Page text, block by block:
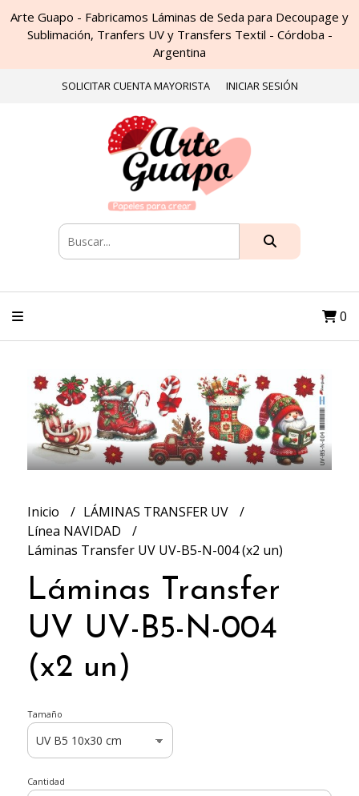
Arte Guapo - Fabricamos Láminas de Seda para Decoupage y
Sublimación, Tranfers UV y Transfers Textil - Córdoba -
Argentina
SOLICITAR CUENTA MAYORISTA INICIAR SESIÓN
0
Inicio
LÁMINAS TRANSFER UV
Línea NAVIDAD
Láminas Transfer UV UV-B5-N-004 (x2 un)
Láminas Transfer
UV UV-B5-N-004
(x2 un)
Tamaño
Cantidad